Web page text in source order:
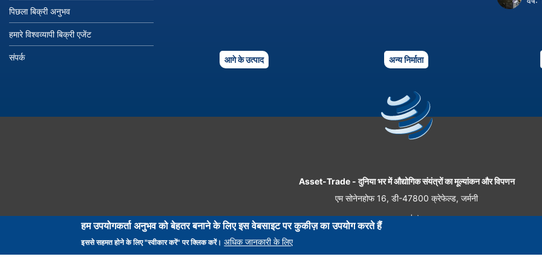
पिछला बिक्री अनुभव
हमारे विश्वव्यापी बिक्री एजेंट
संपर्क आगे के उत्पाद अन्य निर्माता
Asset-Trade -दुनिया भर में औद्योगिक संयंत्रों का मूल्यांकन और विपणन
एम सोनेनहोफ 16, डी-47800 क्रेफेल्ड, जर्मनी
दूरभाष।: +49 2151 32 500 33 | फैक्स।: +49 2151 65 29 22
हम उपयोगकर्ता अनुभव को बेहतर बनाने के लिए इस वेबसाइट पर कुकीज़ का उपयोग करते हैं
इससे सहमत होने के लिए "स्वीकार करें" पर क्लिक करें। अधिक जानकारी के लिए